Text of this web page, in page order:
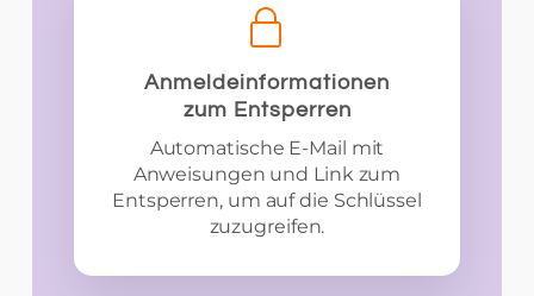
Anmeldeinformationen
zum Entsperren
Automatische E-Mail mit
Anweisungen und Link zum
Entsperren, um auf die Schlüssel
zuzugreifen.